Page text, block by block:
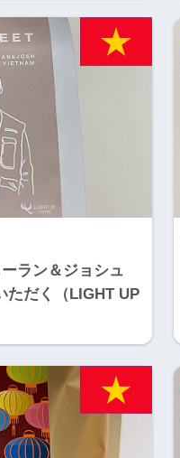
ラン＆ジョシュ
ただく（LIGHT UP